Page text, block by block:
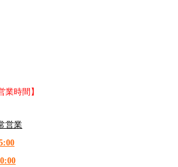
業時間】
業